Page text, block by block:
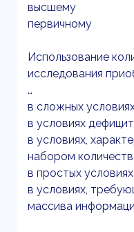
высшему
первичному
Использование
исследования
…
в сложных
в условиях
в условиях,
набором
в простых условиях
в условиях,
массива